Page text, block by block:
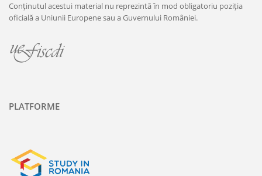
Conținutul acestui material nu reprezintă în mod obligatoriu poziția
oficială a Uniunii Europene sau a Guvernului României.
PLATFORME